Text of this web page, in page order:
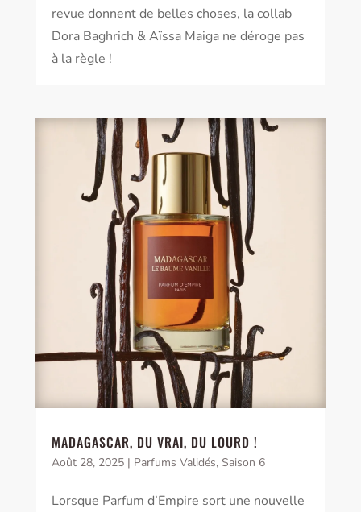
revue donnent de belles choses, la collab
Dora Baghrich & Aïssa Maiga ne déroge pas
à la règle !
MADAGASCAR, DU VRAI, DU LOURD !
Août 28, 2025| Parfums Validés, Saison 6
Lorsque Parfum d’Empire sort une nouvelle